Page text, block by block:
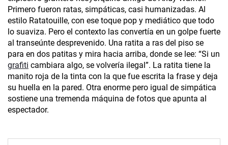
Primero fueron ratas, simpáticas, casi humanizadas. Al
estilo Ratatouille, con ese toque pop y mediático que todo
lo suaviza. Pero el contexto las convertía en un golpe fuerte
al transeúnte desprevenido. Una ratita a ras del piso se
para en dos patitas y mira hacia arriba, donde se lee: “Si un
grafiti cambiara algo, se volvería ilegal”. La ratita tiene la
manito roja de la tinta con la que fue escrita la frase y deja
su huella en la pared. Otra enorme pero igual de simpática
sostiene una tremenda máquina de fotos que apunta al
espectador.